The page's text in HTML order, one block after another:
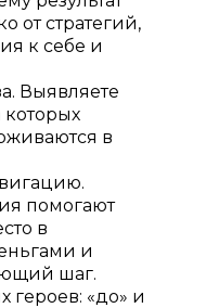
от стратегий,
к себе и
Выявляете
которых
в
помогают
в
и
шаг.
героев: «до» и